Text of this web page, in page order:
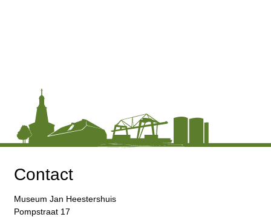
Contact
Museum Jan Heestershuis
Pompstraat 17